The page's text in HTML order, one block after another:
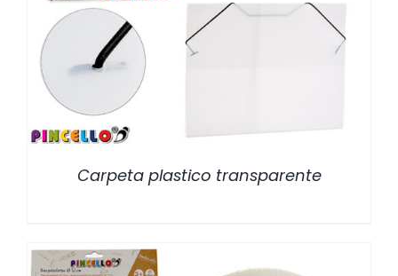
DETALLES
Carpeta plastico transparente